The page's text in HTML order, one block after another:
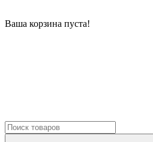
Ваша корзина пуста!